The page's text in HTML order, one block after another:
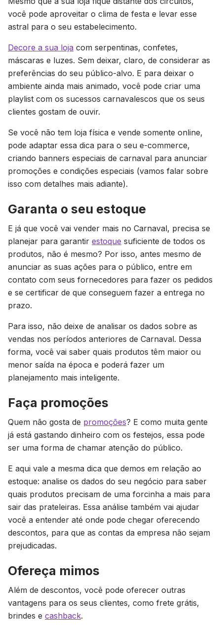
você pode aproveitar o clima de festa e levar esse
astral para o seu estabelecimento.
Decore a sua loja com serpentinas, confetes,
máscaras e luzes. Sem deixar, claro, de considerar as
preferências do seu público-alvo. E para deixar o
ambiente ainda mais animado, você pode criar uma
playlist com os sucessos carnavalescos que os seus
clientes gostam de ouvir.
Se você não tem loja física e vende somente online,
pode adaptar essa dica para o seu e-commerce,
criando banners especiais de carnaval para anunciar
promoções e condições especiais (vamos falar sobre
isso com detalhes mais adiante).
Garanta o seu estoque
E já que você vai vender mais no Carnaval, precisa se
planejar para garantir estoque suficiente de todos os
produtos, não é mesmo? Por isso, antes mesmo de
anunciar as suas ações para o público, entre em
contato com seus fornecedores para fazer os pedidos
e se certificar de que conseguem fazer a entrega no
prazo.
Para isso, não deixe de analisar os dados sobre as
vendas nos períodos anteriores de Carnaval. Dessa
forma, você vai saber quais produtos têm maior ou
menor saída na época e poderá fazer um
planejamento mais inteligente.
Faça promoções
Quem não gosta de promoções? E como muita gente
já está gastando dinheiro com os festejos, essa pode
ser uma forma de chamar atenção do público.
E aqui vale a mesma dica que demos em relação ao
estoque: analise os dados do seu negócio para saber
quais produtos precisam de uma forcinha a mais para
sair das prateleiras. Essa análise também vai ajudar
você a entender até onde pode chegar oferecendo
descontos, para que as contas da empresa não sejam
prejudicadas.
Ofereça mimos
Além de descontos, você pode oferecer outras
vantagens para os seus clientes, como frete grátis,
brindes e cashback.